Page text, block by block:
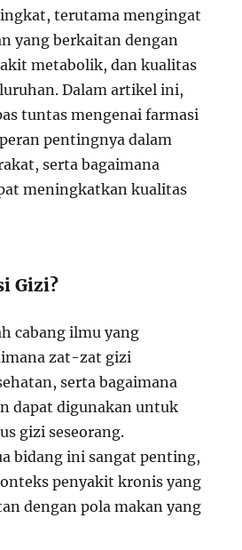
terutama mengingat
yang berkaitan dengan
metabolik, dan kualitas
Dalam artikel ini,
tuntas mengenai farmasi
pentingnya dalam
serta bagaimana
meningkatkan kualitas
Gizi?
cabang ilmu yang
zat-zat gizi
serta bagaimana
dapat digunakan untuk
gizi seseorang.
bidang ini sangat penting,
penyakit kronis yang
dengan pola makan yang